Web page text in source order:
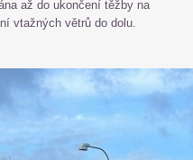
až do ukončení těžby na
vtažných větrů do dolu.